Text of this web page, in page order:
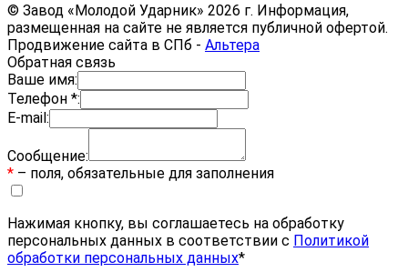
© Завод «Молодой Ударник» 2026 г. Информация,
размещенная на сайте не является публичной офертой.
Продвижение сайта в СПб - Альтера
Обратная связь
Ваше имя:
Телефон *:
E-mail:
Сообщение:
* – поля, обязательные для заполнения
Нажимая кнопку, вы соглашаетесь на обработку
персональных данных в соответствии с Политикой
обработки персональных данных*